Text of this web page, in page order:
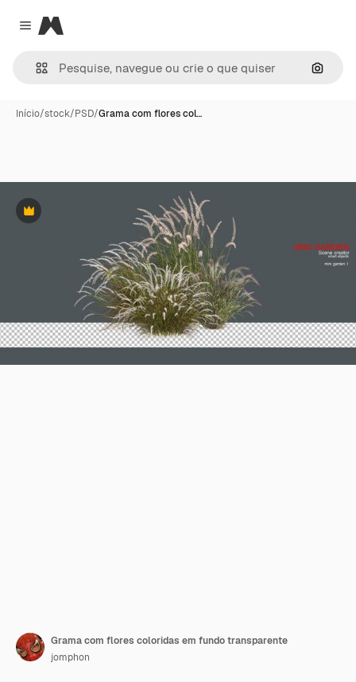
Close menu
Magnific
Início/stock/PSD/Grama com flores col…
Premium
Grama com flores coloridas em fundo transparente
jomphon